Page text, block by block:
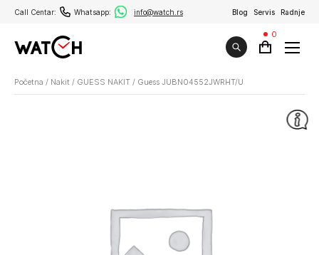
Call Centar: Whatsapp: info@watch.rs Blog Servis Radnje
0
Početna / Nakit / GUESS NAKIT / Guess JUBN04552JWRHT/U